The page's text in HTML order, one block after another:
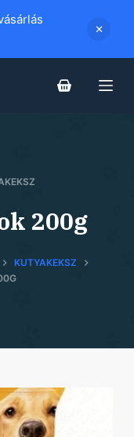
200g
KUTYAKEKSZ